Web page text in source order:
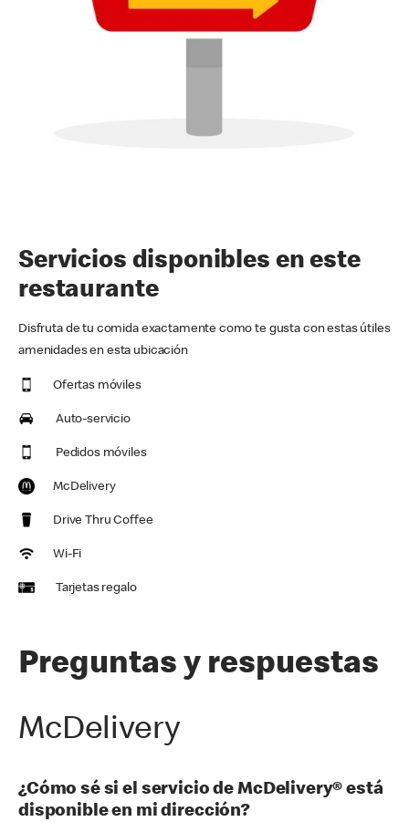
Servicios disponibles en este
restaurante
Disfruta de tu comida exactamente como te gusta con estas útiles
amenidades en esta ubicación
Ofertas móviles
Auto-servicio
Pedidos móviles
McDelivery
Drive Thru Coffee
Wi-Fi
Tarjetas regalo
Preguntas y respuestas
McDelivery
¿Cómo sé si el servicio de McDelivery® está
disponible en mi dirección?